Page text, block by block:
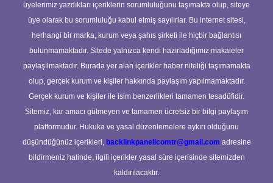
üyelerimiz yazdıkları içeriklerin sorumluluğunu taşımakta olup, siteye
üye olarak bu sorumluluğu kabul etmiş sayılırlar. Bu internet sitesi,
herhangi bir marka, kurum veya şahıs şirketi ile hiçbir bağlantısı
bulunmamaktadır. Sitede yalnızca kendi hazırladığımız makaleler
paylaşılmaktadır. Burada yer alan içerikler haber niteliği taşımamakta
olup, gerçek kurum ve kişiler hakkında paylaşım yapılmamaktadır.
Gerçek kurum ve kişiler ile isim benzerlikleri tamamen tesadüfidir.
Sitemiz, kar amacı gütmeyen ve tamamen ücretsiz bir bilgi paylaşım
platformudur. Hukuka ve yasal düzenlemelere aykırı olduğunu
düşündüğünüz içerikleri, backlinkpanelicomtr@gmail.com adresine
bildirmeniz halinde, ilgili içerikler yasal süre içerisinde sitemizden
kaldırılacaktır.